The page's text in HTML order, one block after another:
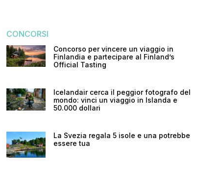
CONCORSI
Concorso per vincere un viaggio in
Finlandia e partecipare al Finland’s
Official Tasting
Icelandair cerca il peggior fotografo del
mondo: vinci un viaggio in Islanda e
50.000 dollari
La Svezia regala 5 isole e una potrebbe
essere tua